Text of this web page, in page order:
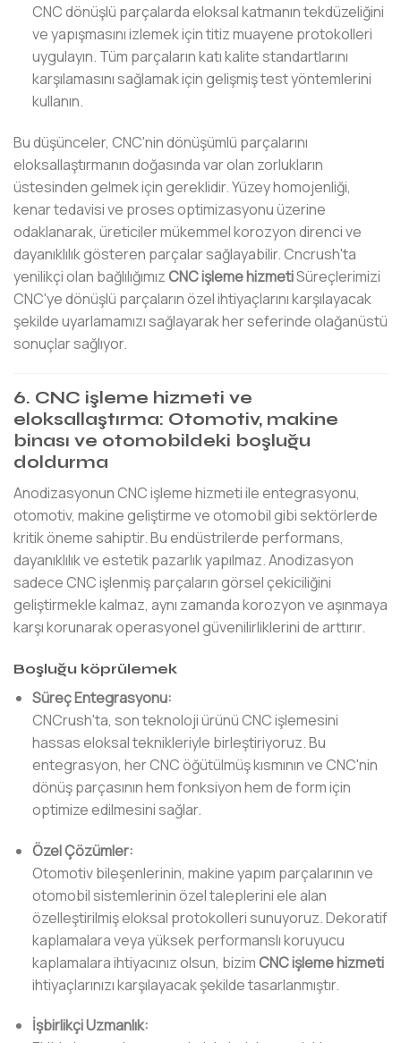
CNC dönüşlü parçalarda eloksal katmanın tekdüzeliğini
ve yapışmasını izlemek için titiz muayene protokolleri
uygulayın. Tüm parçaların katı kalite standartlarını
karşılamasını sağlamak için gelişmiş test yöntemlerini
kullanın.
Bu düşünceler, CNC'nin dönüşümlü parçalarını
eloksallaştırmanın doğasında var olan zorlukların
üstesinden gelmek için gereklidir. Yüzey homojenliği,
kenar tedavisi ve proses optimizasyonu üzerine
odaklanarak, üreticiler mükemmel korozyon direnci ve
dayanıklılık gösteren parçalar sağlayabilir. Cncrush'ta
yenilikçi olan bağlılığımızCNC işleme hizmetiSüreçlerimizi
CNC'ye dönüşlü parçaların özel ihtiyaçlarını karşılayacak
şekilde uyarlamamızı sağlayarak her seferinde olağanüstü
sonuçlar sağlıyor.
6. CNC işleme hizmeti ve
eloksallaştırma: Otomotiv, makine
binası ve otomobildeki boşluğu
doldurma
Anodizasyonun CNC işleme hizmeti ile entegrasyonu,
otomotiv, makine geliştirme ve otomobil gibi sektörlerde
kritik öneme sahiptir. Bu endüstrilerde performans,
dayanıklılık ve estetik pazarlık yapılmaz. Anodizasyon
sadece CNC işlenmiş parçaların görsel çekiciliğini
geliştirmekle kalmaz, aynı zamanda korozyon ve aşınmaya
karşı korunarak operasyonel güvenilirliklerini de arttırır.
Boşluğu köprülemek
Süreç Entegrasyonu:
CNCrush'ta, son teknoloji ürünü CNC işlemesini
hassas eloksal teknikleriyle birleştiriyoruz. Bu
entegrasyon, her CNC öğütülmüş kısmının ve CNC'nin
dönüş parçasının hem fonksiyon hem de form için
optimize edilmesini sağlar.
Özel Çözümler:
Otomotiv bileşenlerinin, makine yapım parçalarının ve
otomobil sistemlerinin özel taleplerini ele alan
özelleştirilmiş eloksal protokolleri sunuyoruz. Dekoratif
kaplamalara veya yüksek performanslı koruyucu
kaplamalara ihtiyacınız olsun, bizimCNC işleme hizmeti
ihtiyaçlarınızı karşılayacak şekilde tasarlanmıştır.
İşbirlikçi Uzmanlık: